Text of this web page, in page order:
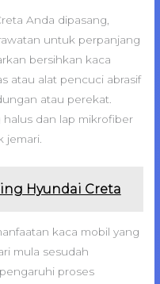
Anda dipasang,
untuk perpanjang
bersihkan kaca
atau alat pencuci abrasif
atau perekat.
halus dan lap mikrofiber
jemari.
Hyundai Creta
kaca mobil yang
mula sesudah
proses